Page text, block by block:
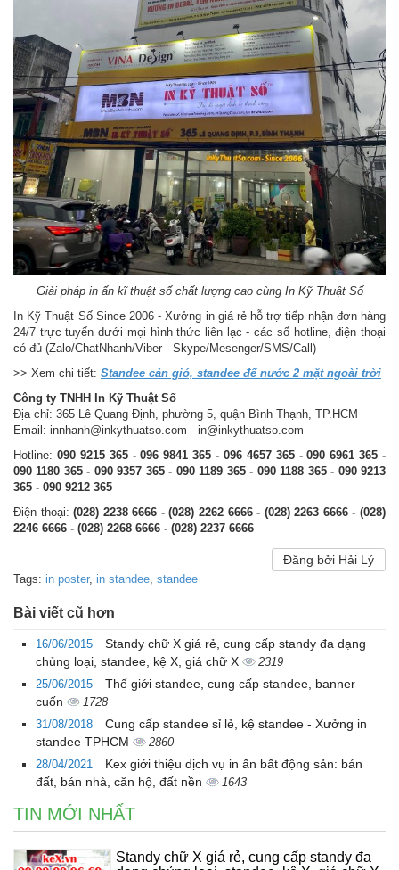
Giải pháp in ấn kĩ thuật số chất lượng cao cùng In Kỹ Thuật Số
In Kỹ Thuật Số Since 2006 - Xưởng in giá rẻ hỗ trợ tiếp nhận đơn hàng
24/7 trực tuyến dưới mọi hình thức liên lạc - các số hotline, điện thoại
có đủ (Zalo/ChatNhanh/Viber - Skype/Mesenger/SMS/Call)
>> Xem chi tiết: Standee cản gió, standee đế nước 2 mặt ngoài trời
Công ty TNHH In Kỹ Thuật Số
Địa chỉ: 365 Lê Quang Định, phường 5, quận Bình Thạnh, TP.HCM
Email: innhanh@inkythuatso.com - in@inkythuatso.com
Hotline: 090 9215 365 - 096 9841 365 - 096 4657 365 - 090 6961 365 -
090 1180 365 - 090 9357 365 - 090 1189 365 - 090 1188 365 - 090 9213
365 - 090 9212 365
Điện thoại:(028) 2238 6666 - (028) 2262 6666 - (028) 2263 6666 - (028)
2246 6666 - (028) 2268 6666 - (028) 2237 6666
Đăng bởi Hải Lý
Tags: in poster, in standee standee
Bài viết cũ hơn
16/06/2015
Standy chữ X giá rẻ, cung cấp standy đa dạng
chủng loại, standee, kệ X, giá chữ X
2319
25/06/2015
Thế giới standee, cung cấp standee, banner
cuốn
1728
31/08/2018
Cung cấp standee sỉ lẻ, kệ standee - Xưởng in
standee TPHCM
2860
28/04/2021
Kex giới thiệu dịch vụ in ấn bất động sản: bán
đất, bán nhà, căn hộ, đất nền
1643
TIN MỚI NHẤT
Standy chữ X giá rẻ, cung cấp standy đa